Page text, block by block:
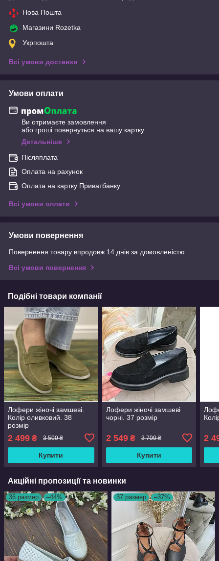
Нова Пошта
Магазини Rozetka
Укрпошта
Всі умови доставки
Умови оплати
Ви отримаєте замовлення
або гроші повернуться на вашу картку
Детальніше
Післяплата
Оплата на рахунок
Оплата на картку Приватбанку
Всі умови оплати
Умови повернення
Повернення товару впродовж 14 днів за домовленістю
Всі умови повернення
Подібні товари компанії
Лофери жіночі замшеві.
Колір оливковий. 38
розмір
2 499 ₴ 3 500 ₴
Купити
Лофери жіночі замшеві
чорні. 37 розмір
2 549₴ 3 700 ₴
Купити
2
Акційні пропозиції та новинки
36 размер –44% 37 размер –37%